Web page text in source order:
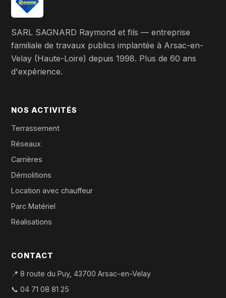
SARL SAGNARD Raymond et fils — entreprise
familiale de travaux publics implantée à Arsac-en-
Velay (Haute-Loire) depuis 1998. Plus de 60 ans
d'expérience.
NOS ACTIVITÉS
Terrassement
Réseaux
Carrières
Démolitions
Location avec chauffeur
Parc Matériel
Réalisations
CONTACT
📍 8 route du Puy, 43700 Arsac-en-Velay
📞 04 71 08 81 25